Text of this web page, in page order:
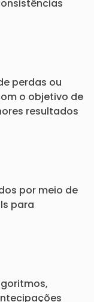
perdas ou
o objetivo de
resultados
por meio de
para